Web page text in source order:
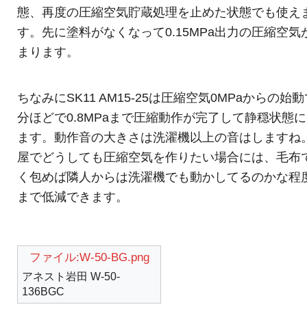
態、再度の圧縮空気貯蔵処理を止めた状態でも使え
す。先に塗料がなくなって0.15MPa出力の圧縮空気
まります。
ちなみにSK11 AM15-25は圧縮空気0MPaからの始
分ほどで0.8MPaまで圧縮動作が完了して静穏状態
ます。動作音の大きさは洗濯機以上の音はしますね
屋でどうしても圧縮空気を作りたい場合には、毛布
く包めば隣人からは洗濯機でも動かしてるのかな程
まで低減できます。
ファイル:W-50-BG.png
アネスト岩田 W-50-
136BGC